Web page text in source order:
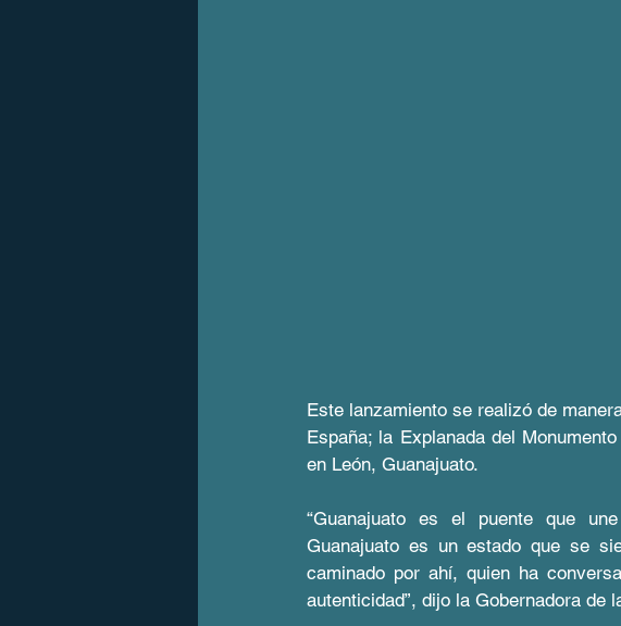
Este lanzamiento se realizó de
España; la Explanada del
en León, Guanajuato.
“Guanajuato es el puente que
Guanajuato es un estado que se
caminado por ahí, quien ha
autenticidad”, dijo la Gobernadora de